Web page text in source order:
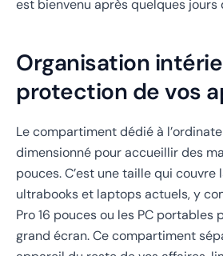
est bienvenu après quelques jours
Organisation
protection de vos
Le compartiment dédié à
dimensionné pour accueillir des
pouces. C’est une taille qui
ultrabooks et laptops actuels, y
Pro 16 pouces ou les PC portables
grand écran. Ce compartiment